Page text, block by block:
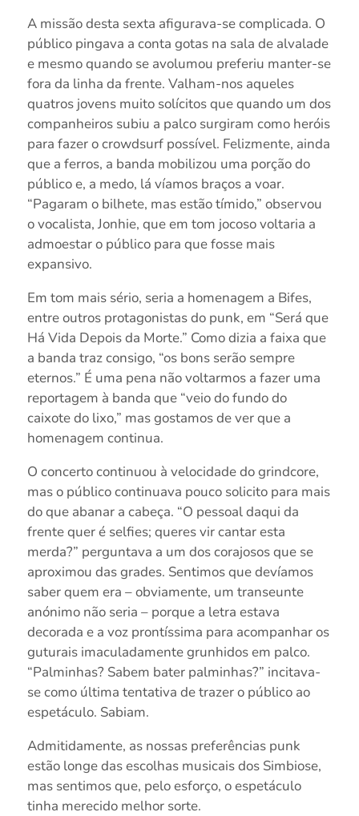
A missão desta sexta afigurava-se complicada. O
público pingava a conta gotas na sala de alvalade
e mesmo quando se avolumou preferiu manter-se
fora da linha da frente. Valham-nos aqueles
quatros jovens muito solícitos que quando um dos
companheiros subiu a palco surgiram como heróis
para fazer o crowdsurf possível. Felizmente, ainda
que a ferros, a banda mobilizou uma porção do
público e, a medo, lá víamos braços a voar.
“Pagaram o bilhete, mas estão tímido,” observou
o vocalista, Jonhie, que em tom jocoso voltaria a
admoestar o público para que fosse mais
expansivo.
Em tom mais sério, seria a homenagem a Bifes,
entre outros protagonistas do punk, em “Será que
Há Vida Depois da Morte.” Como dizia a faixa que
a banda traz consigo, “os bons serão sempre
eternos.” É uma pena não voltarmos a fazer uma
reportagem à banda que “veio do fundo do
caixote do lixo,” mas gostamos de ver que a
homenagem continua.
O concerto continuou à velocidade do grindcore,
mas o público continuava pouco solicito para mais
do que abanar a cabeça. “O pessoal daqui da
frente quer é selfies; queres vir cantar esta
merda?” perguntava a um dos corajosos que se
aproximou das grades. Sentimos que devíamos
saber quem era – obviamente, um transeunte
anónimo não seria – porque a letra estava
decorada e a voz prontíssima para acompanhar os
guturais imaculadamente grunhidos em palco.
“Palminhas? Sabem bater palminhas?” incitava-
se como última tentativa de trazer o público ao
espetáculo. Sabiam.
Admitidamente, as nossas preferências punk
estão longe das escolhas musicais dos Simbiose,
mas sentimos que, pelo esforço, o espetáculo
tinha merecido melhor sorte.